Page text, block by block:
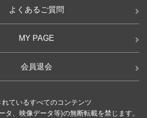
よくあるご質問
MY PAGE
会員退会
れているすべてのコンテンツ
タ、映像データ等)の無断転載を禁じます。